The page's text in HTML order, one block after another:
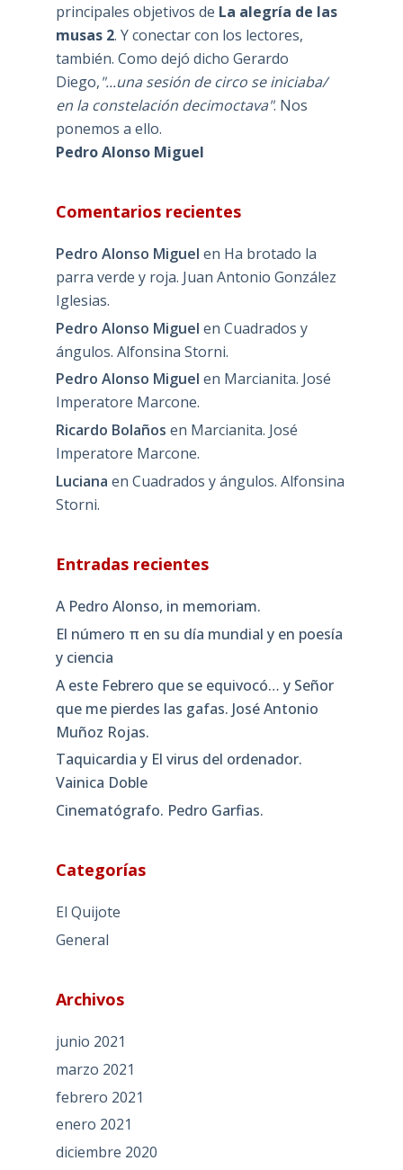
principales objetivos de La alegría de las
musas 2. Y conectar con los lectores,
también. Como dejó dicho Gerardo
Diego,"...una sesión de circo se iniciaba/
en la constelación decimoctava". Nos
ponemos a ello.
Pedro Alonso Miguel
Comentarios recientes
Pedro Alonso Miguel en Ha brotado la
parra verde y roja. Juan Antonio González
Iglesias.
Pedro Alonso Miguel en Cuadrados y
ángulos. Alfonsina Storni.
Pedro Alonso Miguel en Marcianita. José
Imperatore Marcone.
Ricardo Bolaños en Marcianita. José
Imperatore Marcone.
Luciana en Cuadrados y ángulos. Alfonsina
Storni.
Entradas recientes
A Pedro Alonso, in memoriam.
El número π en su día mundial y en poesía
y ciencia
A este Febrero que se equivocó… y Señor
que me pierdes las gafas. José Antonio
Muñoz Rojas.
Taquicardia y El virus del ordenador.
Vainica Doble
Cinematógrafo. Pedro Garfias.
Categorías
El Quijote
General
Archivos
junio 2021
marzo 2021
febrero 2021
enero 2021
diciembre 2020